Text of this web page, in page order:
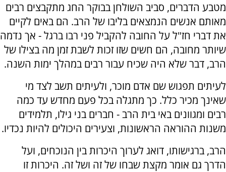
מטבע הדברים, סביב השולחן בבוקר החג מתקבצים רבים
מאותם אנשים הנמצאים בליבו של הרב. הם באים לקיים
את דברי חז"ל על החובה להקביל פני רבו ברגל - אך נדמה
שיותר מחובה, הם חשים שזו זכות לשבת זמן מה בצילו של
הרב, דבר שלא היה שכיח עבור רבים במהלך ימות השנה.
לעיתים תפגוש שם אדם מוכר, ולעיתים תשב לצד מי
שאינך מכיר כלל. כך מתגלה בכל פעם מחדש עד כמה
רבים ומגוונים באי בית הרב - חברים בני גילו, תלמידים
משנות ההוראה הראשונות, וצעירים היכולים להיות נכדיו.
הרב, ברגישותו, דואג לערוך היכרות בין הנוכחים, ועל
הדרך גם אומר מקצת שבחו של זה ושל זה. היכרות זו